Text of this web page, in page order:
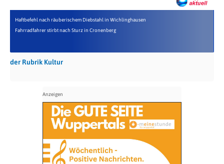
Haftbefehl nach räuberischem Diebstahl in Wichlinghausen
Fahrradfahrer stirbt nach Sturz in Cronenberg
der Rubrik Kultur